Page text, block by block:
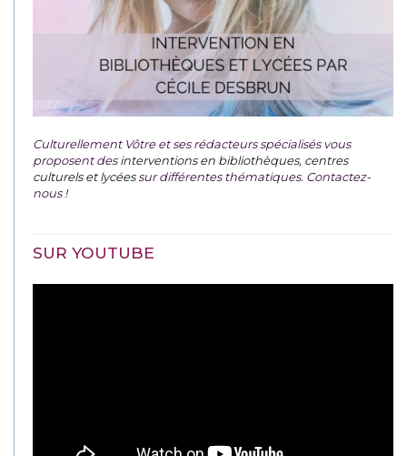
Culturellement Vôtre et ses rédacteurs spécialisés vous
proposent desinterventions en bibliothèques, centres
culturels et lycéessur différentes thématiques. Contactez-
nous !
SUR YOUTUBE